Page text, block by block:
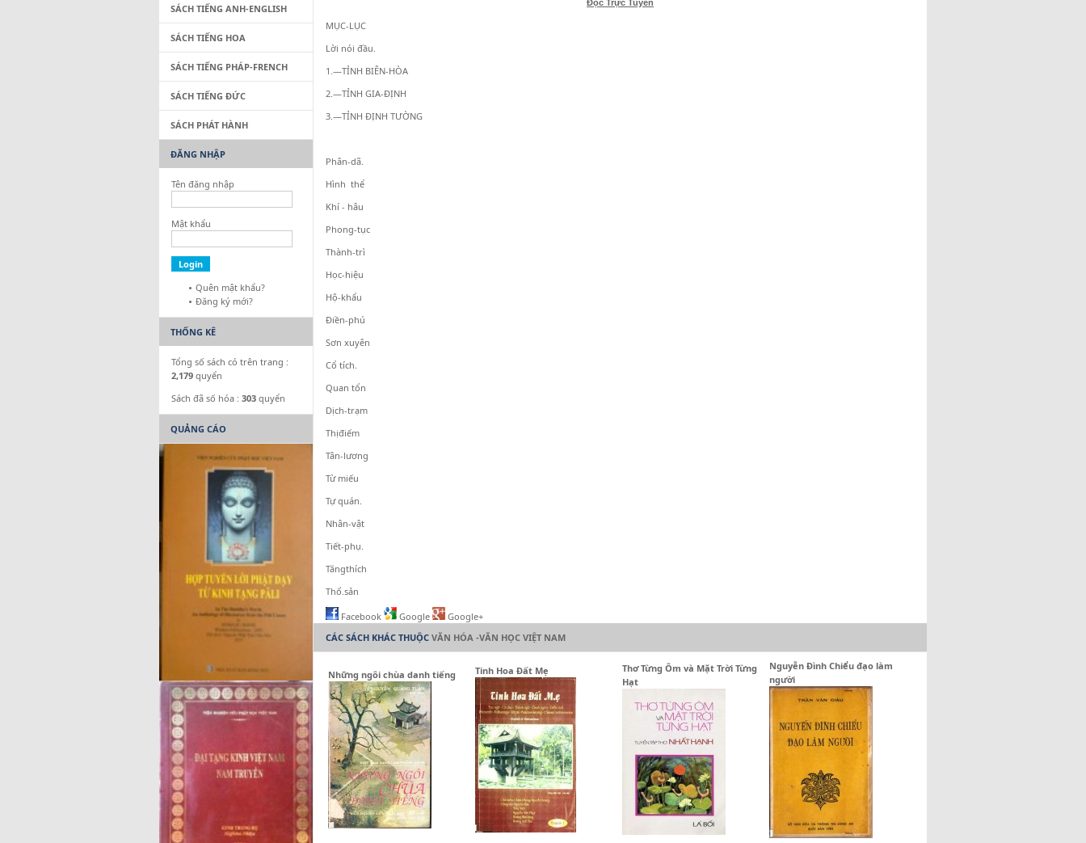
Đọc Trực Tuyến
MỤC-LỤC
Lời nói đầu.
1.—TỈNH BIÊN-HÒA
2.—TỈNH GIA-ĐỊNH
3.—TỈNH ĐỊNH TƯỜNG
Phân-dã.
Hình thể
Khí - hâu
Phong-tục
Thành-trì
Học-hiệu
Hộ-khẩu
Điền-phú
Sơn xuyên
Cổ tích.
Quan tổn
Dịch-trạm
Thịđiếm
Tân-lương
Từ miếu
Tự quán.
Nhân-vật
Tiết-phụ.
Tăngthích
Thổ.sản
Facebook Google
Google+
CÁC SÁCH KHÁC THUỘC VĂN HÓA -VĂN HỌC VIỆT NAM
Những ngôi chùa danh tiếng Tinh Hoa Đất Mẹ
Thơ Từng Ôm và Mặt Trời Từng
Hạt
Nguyễn Đình Chiểu đạo làm
người
SÁCH TIẾNG ANH-ENGLISH
SÁCH TIẾNG HOA
SÁCH TIẾNG PHÁP-FRENCH
SÁCH TIẾNG ĐỨC
SÁCH PHÁT HÀNH
ĐĂNG NHẬP
Tên đăng nhập
Mật khẩu
Quên mật khẩu?
Đăng ký mới?
THỐNG KÊ
Tổng số sách có trên trang :
2,179 quyển
Sách đã số hóa : 303 quyển
QUẢNG CÁO